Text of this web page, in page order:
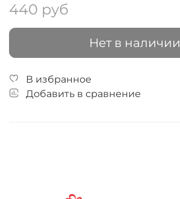
440 руб
Нет в наличии
В избранное
Добавить в сравнение